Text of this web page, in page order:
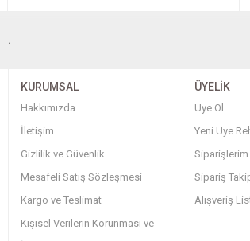
.
KURUMSAL
Hakkımızda
İletişim
Gizlilik ve Güvenlik
Mesafeli Satış Sözleşmesi
Kargo ve Teslimat
Kişisel Verilerin Korunması ve
ÜYELİK
Üye Ol
Yeni Üye
Siparişlerim
Sipariş
Alışveriş